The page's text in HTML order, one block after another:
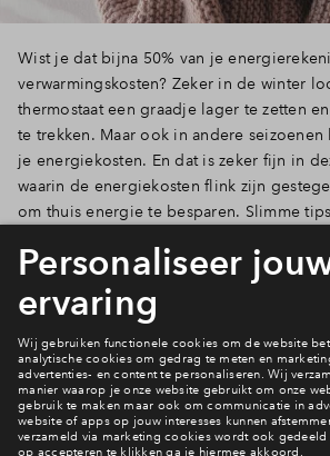
Wist je dat bijna 50% van je
verwarmingskosten? Zeker in de winter
thermostaat een graadje lager te zetten
te trekken. Maar ook in andere
je energiekosten. En dat is zeker fijn in
waarin de energiekosten flink zijn
om thuis energie te besparen. Slimme
Lees verder
11 van 14